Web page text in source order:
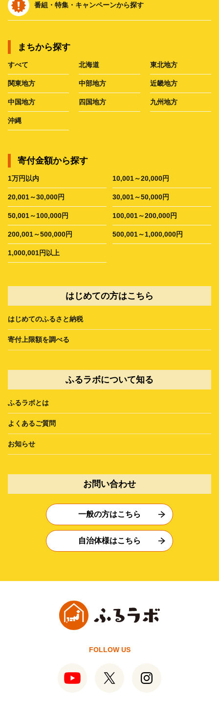
番組・特集・キャンペーンから探す
まちから探す
すべて 北海道 東北地方
関東地方 中部地方 近畿地方
中国地方 四国地方 九州地方
沖縄
寄付金額から探す
1万円以内 10,001～20,000円
20,001～30,000円 30,001～50,000円
50,001～100,000円 100,001～200,000円
200,001～500,000円 500,001～1,000,000円
1,000,001円以上
はじめての方はこちら
はじめてのふるさと納税
寄付上限額を調べる
ふるラボについて知る
ふるラボとは
よくあるご質問
お知らせ
お問い合わせ
一般の方はこちら
自治体様はこちら
FOLLOW US